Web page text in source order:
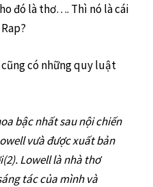
đó là thơ…. Thì nó là cái
có những quy luật
bậc nhất sau nội chiến
vưà được xuất bản
Lowell là nhà thơ
tác của mình và